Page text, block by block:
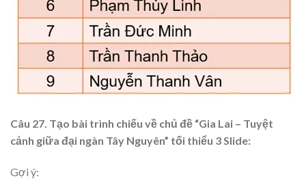
Câu 27. Tạo bài trình chiếu về chủ đề “Gia Lai – Tuyệt
cảnh giữa đại ngàn Tây Nguyên” tối thiểu 3 Slide:
Gợi ý: